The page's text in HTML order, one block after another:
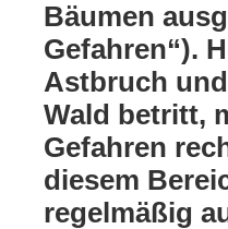
Bäumen
Gefahren“).
Astbruch
Wald betritt,
Gefahren
diesem
regelmäßig